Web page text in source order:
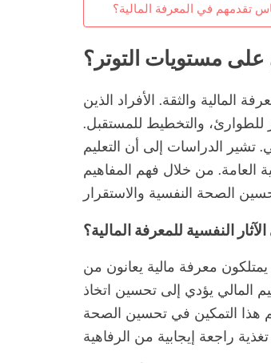
تقدمهم في المعرفة المالية؟
على مستويات التوتر؟
المالية والثقة. الأفراد الذين
للطوارئ، والتخطيط للمستقبل.
تشير الدراسات إلى أن التعليم
إلى 20%، مما يعزز الرفاهية العامة. من خلال فهم المفاهيم
النفسية للمعرفة المالية؟
يمتلكون معرفة مالية يعانون من
المالي يؤدي إلى تحسين اتخاذ
هذا التمكين في تحسين الصحة